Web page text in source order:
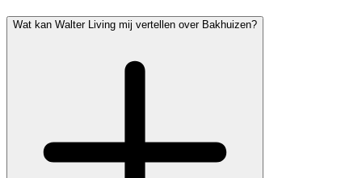
Wat kan Walter Living mij vertellen over Bakhuizen?